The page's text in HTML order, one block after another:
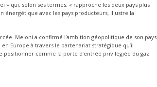
qui, selon ses termes, « rapproche les deux pays plus
énergétique avec les pays producteurs, illustre la
Meloni a confirmé l’ambition géopolitique de son pays
Europe à travers le partenariat stratégique qu’il
positionner comme la porte d’entrée privilégiée du gaz